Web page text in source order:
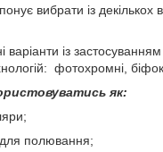
вибрати із декількох
варіанти із застосуванням
фотохромні,
як:
полювання;